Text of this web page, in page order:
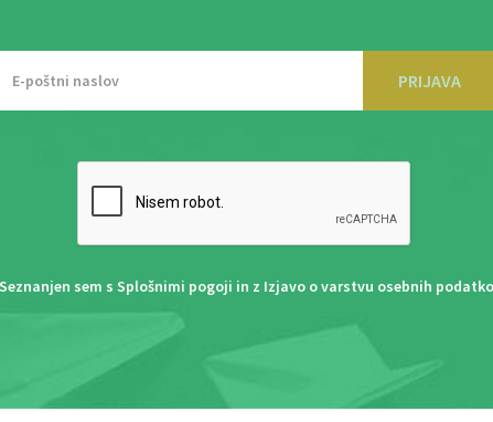
PRIJAVA
Seznanjen sem s Splošnimi pogoji in z Izjavo o varstvu osebnih